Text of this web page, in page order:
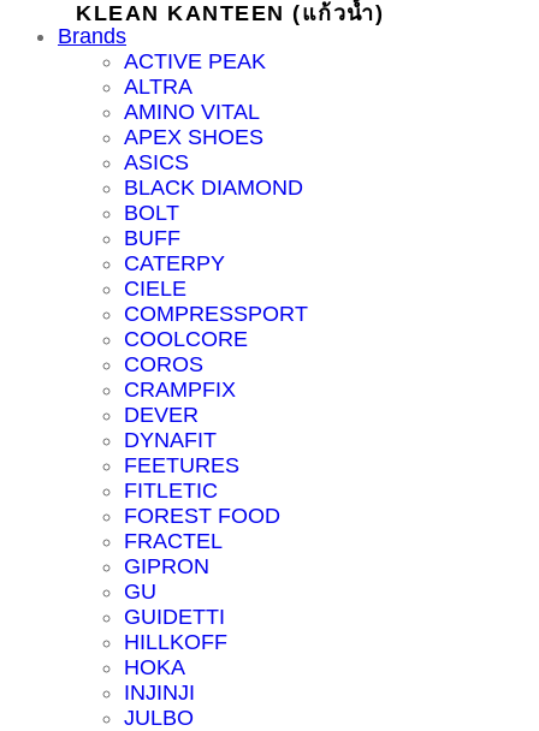
KLEAN KANTEEN (แก้วน้ำ)
Brands
ACTIVE PEAK
ALTRA
AMINO VITAL
APEX SHOES
ASICS
BLACK DIAMOND
BOLT
BUFF
CATERPY
CIELE
COMPRESSPORT
COOLCORE
COROS
CRAMPFIX
DEVER
DYNAFIT
FEETURES
FITLETIC
FOREST FOOD
FRACTEL
GIPRON
GU
GUIDETTI
HILLKOFF
HOKA
INJINJI
JULBO